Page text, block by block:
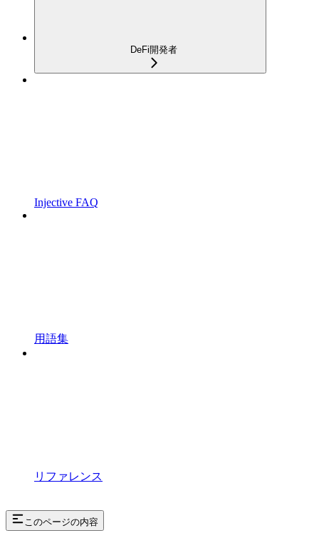
DeFi開発者
Injective FAQ
用語集
リファレンス
このページの内容